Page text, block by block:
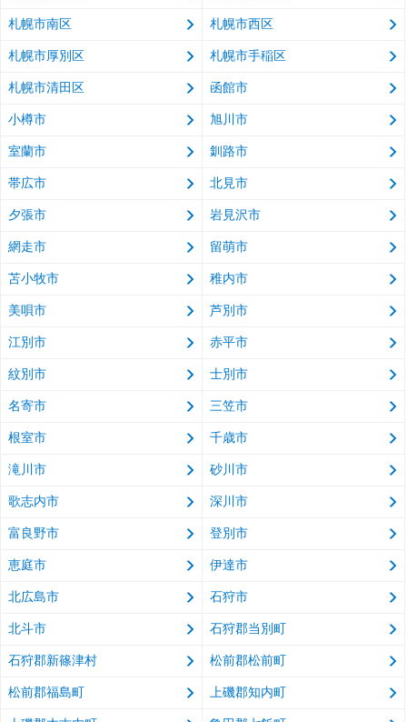
札幌市南区 札幌市西区
札幌市厚別区 札幌市手稲区
札幌市清田区 函館市
小樽市 旭川市
室蘭市 釧路市
帯広市 北見市
夕張市 岩見沢市
網走市 留萌市
苫小牧市 稚内市
美唄市 芦別市
江別市 赤平市
紋別市 士別市
名寄市 三笠市
根室市 千歳市
滝川市 砂川市
歌志内市 深川市
富良野市 登別市
恵庭市 伊達市
北広島市 石狩市
北斗市 石狩郡当別町
石狩郡新篠津村 松前郡松前町
松前郡福島町 上磯郡知内町